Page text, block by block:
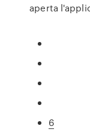
aperta
6